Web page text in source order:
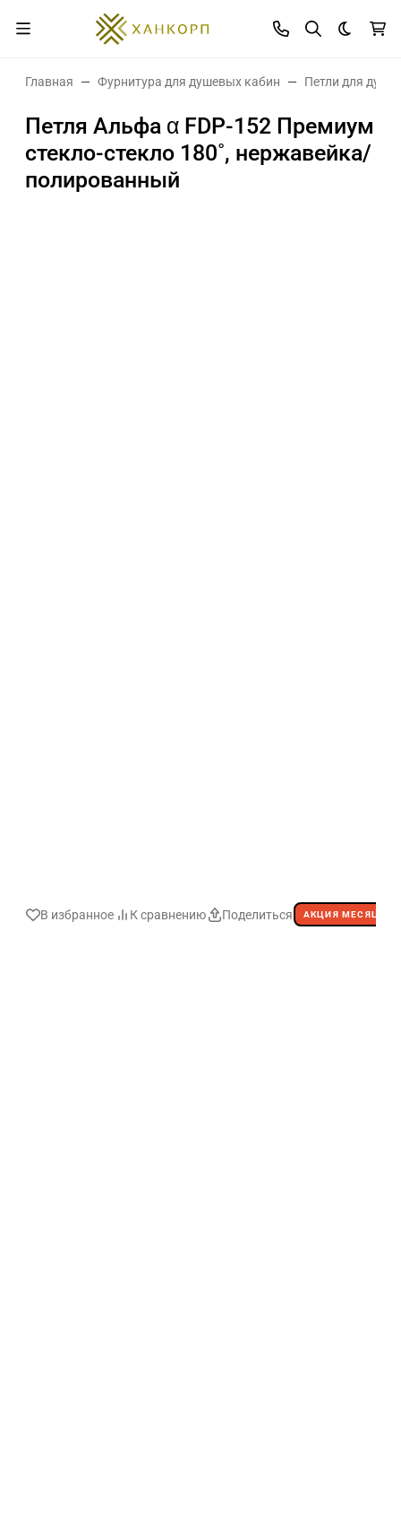
Темная
Главная Фурнитура для душевых кабин Петли для
Петля Альфа α FDP-152 Премиум
стекло-стекло 180˚, нержавейка/
полированный
В избранное К сравнению Поделиться АКЦИЯ МЕСЯЦА